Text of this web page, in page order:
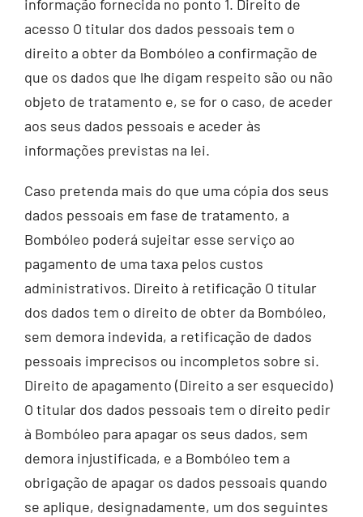
informação fornecida no ponto 1. Direito de
acesso O titular dos dados pessoais tem o
direito a obter da Bombóleo a confirmação de
que os dados que lhe digam respeito são ou não
objeto de tratamento e, se for o caso, de aceder
aos seus dados pessoais e aceder às
informações previstas na lei.
Caso pretenda mais do que uma cópia dos seus
dados pessoais em fase de tratamento, a
Bombóleo poderá sujeitar esse serviço ao
pagamento de uma taxa pelos custos
administrativos. Direito à retificação O titular
dos dados tem o direito de obter da Bombóleo,
sem demora indevida, a retificação de dados
pessoais imprecisos ou incompletos sobre si.
Direito de apagamento (Direito a ser esquecido)
O titular dos dados pessoais tem o direito pedir
à Bombóleo para apagar os seus dados, sem
demora injustificada, e a Bombóleo tem a
obrigação de apagar os dados pessoais quando
se aplique, designadamente, um dos seguintes